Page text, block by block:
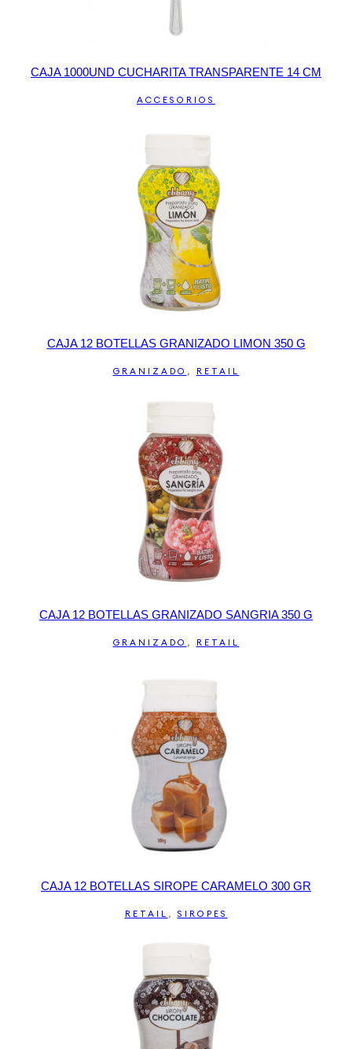
CAJA 1000UND CUCHARITA TRANSPARENTE 14 CM
ACCESORIOS
CAJA 12 BOTELLAS GRANIZADO LIMON 350 G
GRANIZADO , RETAIL
CAJA 12 BOTELLAS GRANIZADO SANGRIA 350 G
GRANIZADO , RETAIL
CAJA 12 BOTELLAS SIROPE CARAMELO 300 GR
RETAIL , SIROPES